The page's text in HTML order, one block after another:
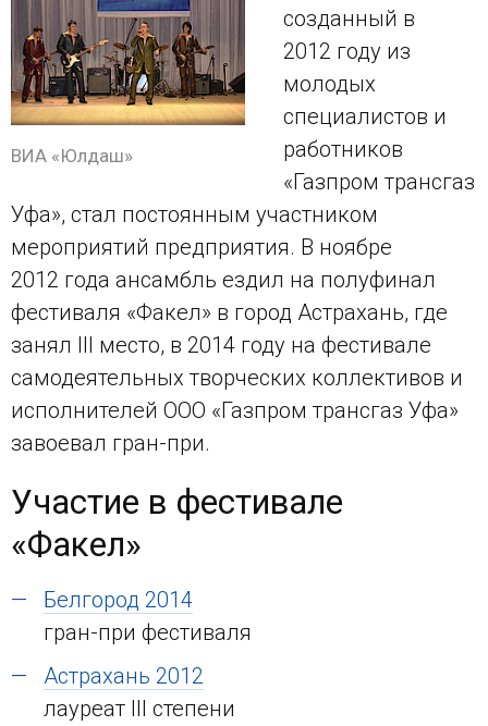
ВИА «Юлдаш»
созданный в
2012 году из
молодых
специалистов и
работников
«Газпром трансгаз
Уфа», стал постоянным участником
мероприятий предприятия. В ноябре
2012 года ансамбль ездил на полуфинал
фестиваля «Факел» в город Астрахань, где
занял III место, в 2014 году на фестивале
самодеятельных творческих коллективов и
исполнителей ООО «Газпром трансгаз Уфа»
завоевал гран-при.
Участие в фестивале
«Факел»
Белгород 2014
гран-при фестиваля
Астрахань 2012
лауреат III степени